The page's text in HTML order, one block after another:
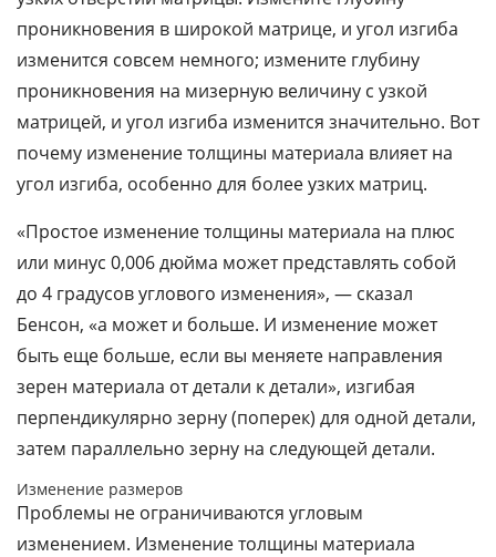
проникновения в широкой матрице, и угол изгиба
изменится совсем немного; измените глубину
проникновения на мизерную величину с узкой
матрицей, и угол изгиба изменится значительно. Вот
почему изменение толщины материала влияет на
угол изгиба, особенно для более узких матриц.
«Простое изменение толщины материала на плюс
или минус 0,006 дюйма может представлять собой
до 4 градусов углового изменения», — сказал
Бенсон, «а может и больше. И изменение может
быть еще больше, если вы меняете направления
зерен материала от детали к детали», изгибая
перпендикулярно зерну (поперек) для одной детали,
затем параллельно зерну на следующей детали.
Изменение размеров
Проблемы не ограничиваются угловым
изменением. Изменение толщины материала